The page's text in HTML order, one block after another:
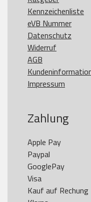
Kennzeichenliste
eVB Nummer
Datenschutz
Widerruf
AGB
Impressum
Zahlung
Apple Pay
Paypal
GooglePay
Visa
Kauf auf Rechung